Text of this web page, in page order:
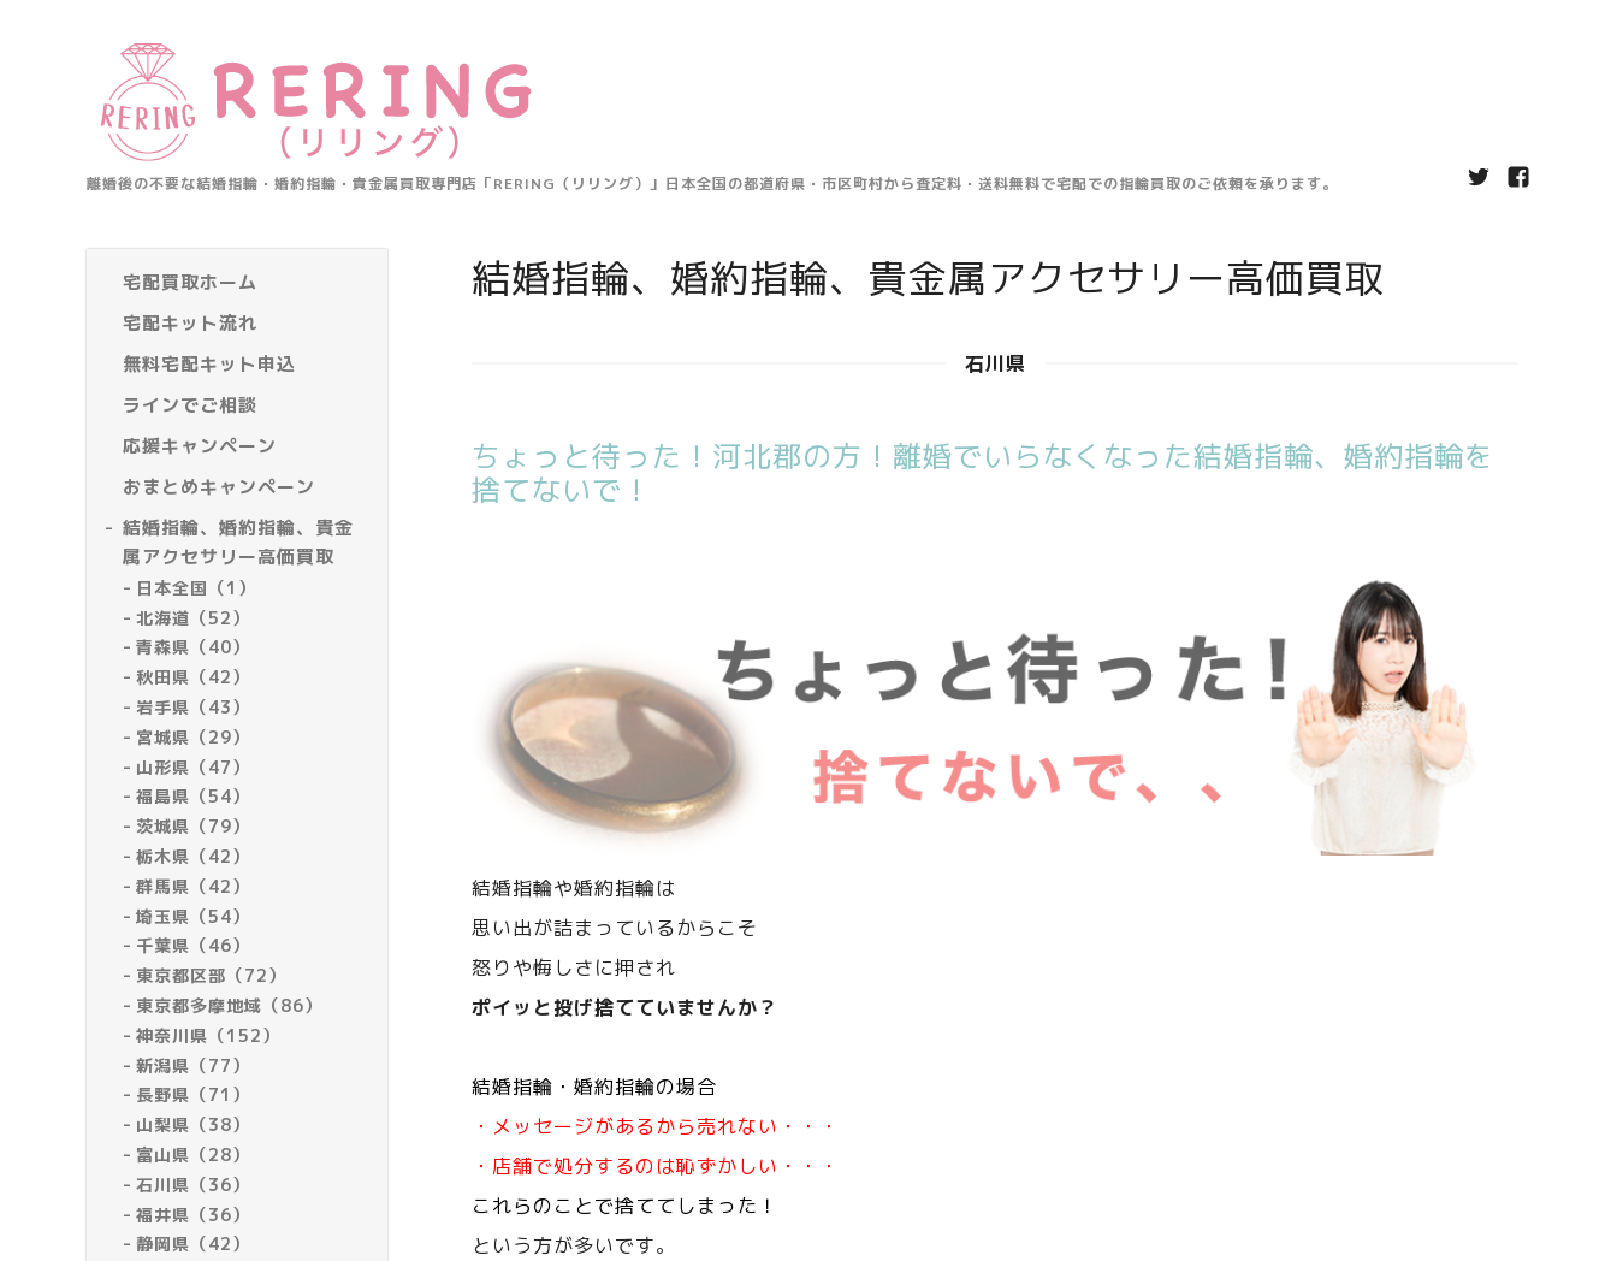
離婚後の不要な結婚指輪・婚約指輪・貴金属買取専門店「RERING（リリング）」日本全国の都道府県・市区町村から査定料・送料無料で宅配での指輪買取のご依頼を承ります。
宅配買取ホーム
宅配キット流れ
無料宅配キット申込
ラインでご相談
応援キャンペーン
おまとめキャンペーン
結婚指輪、婚約指輪、貴金
属アクセサリー高価買取
日本全国（1）
北海道（52）
青森県（40）
秋田県（42）
岩手県（43）
宮城県（29）
山形県（47）
福島県（54）
茨城県（79）
栃木県（42）
群馬県（42）
埼玉県（54）
千葉県（46）
東京都区部（72）
東京都多摩地域（86）
神奈川県（152）
新潟県（77）
長野県（71）
山梨県（38）
富山県（28）
石川県（36）
福井県（36）
静岡県（42）
結婚指輪、婚約指輪、貴金属アクセサリー高価買取
石川県
ちょっと待った！河北郡の方！離婚でいらなくなった結婚指輪、婚約指輪を
捨てないで！
結婚指輪や婚約指輪は
思い出が詰まっているからこそ
怒りや悔しさに押され
ポイッと投げ捨てていませんか？
結婚指輪・婚約指輪の場合
・メッセージがあるから売れない・・・
・店舗で処分するのは恥ずかしい・・・
これらのことで捨ててしまった！
という方が多いです。